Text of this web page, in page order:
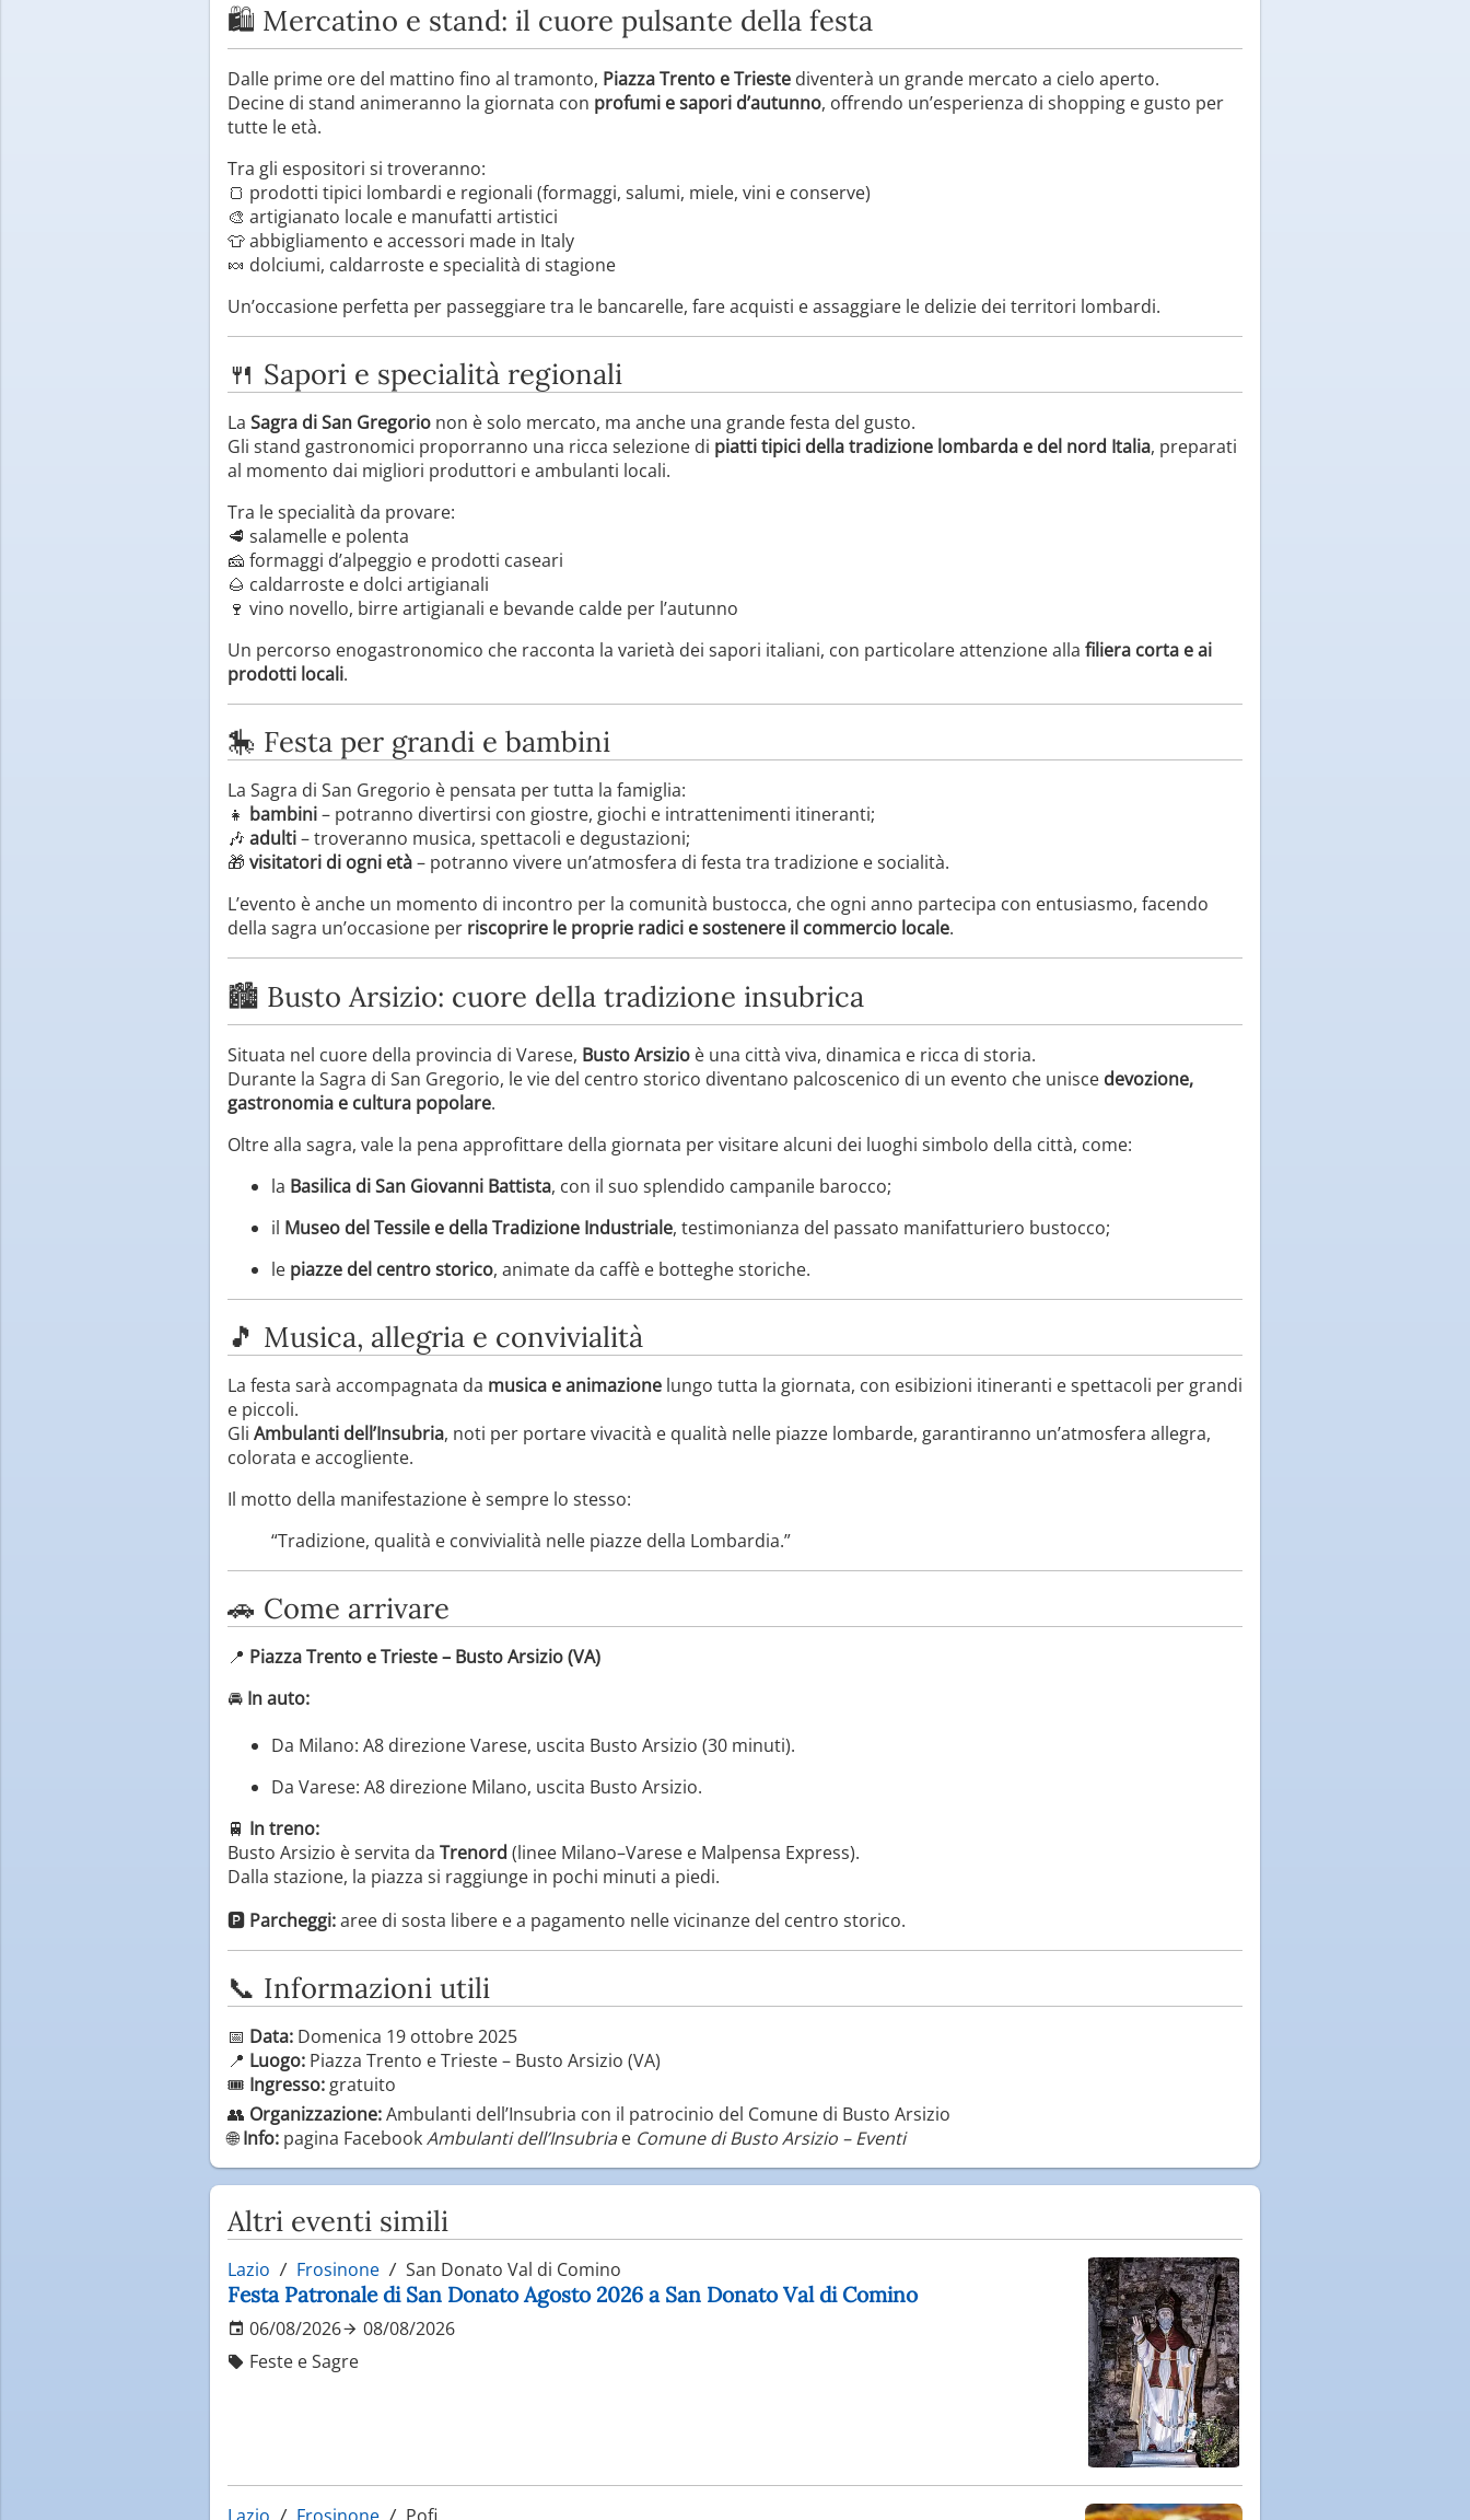
🛍️ Mercatino e stand: il cuore pulsante della festa
Dalle prime ore del mattino fino al tramonto, Piazza Trento e Trieste diventerà un grande mercato a cielo aperto.
Decine di stand animeranno la giornata con profumi e sapori d’autunno, offrendo un’esperienza di shopping e gusto per
tutte le età.
Tra gli espositori si troveranno:
🍞 prodotti tipici lombardi e regionali (formaggi, salumi, miele, vini e conserve)
🎨 artigianato locale e manufatti artistici
👕 abbigliamento e accessori made in Italy
🍬 dolciumi, caldarroste e specialità di stagione
Un’occasione perfetta per passeggiare tra le bancarelle, fare acquisti e assaggiare le delizie dei territori lombardi.
🍴 Sapori e specialità regionali
La Sagra di San Gregorio non è solo mercato, ma anche una grande festa del gusto.
Gli stand gastronomici proporranno una ricca selezione di piatti tipici della tradizione lombarda e del nord Italia, preparati
al momento dai migliori produttori e ambulanti locali.
Tra le specialità da provare:
🥩 salamelle e polenta
🧀 formaggi d’alpeggio e prodotti caseari
🌰 caldarroste e dolci artigianali
🍷 vino novello, birre artigianali e bevande calde per l’autunno
Un percorso enogastronomico che racconta la varietà dei sapori italiani, con particolare attenzione alla filiera corta e ai
prodotti locali.
🎠 Festa per grandi e bambini
La Sagra di San Gregorio è pensata per tutta la famiglia:
👧 bambini– potranno divertirsi con giostre, giochi e intrattenimenti itineranti;
🎶 adulti– troveranno musica, spettacoli e degustazioni;
🎁 visitatori di ogni età– potranno vivere un’atmosfera di festa tra tradizione e socialità.
L’evento è anche un momento di incontro per la comunità bustocca, che ogni anno partecipa con entusiasmo, facendo
della sagra un’occasione per riscoprire le proprie radici e sostenere il commercio locale.
🏙️ Busto Arsizio: cuore della tradizione insubrica
Situata nel cuore della provincia di Varese, Busto Arsizio è una città viva, dinamica e ricca di storia.
Durante la Sagra di San Gregorio, le vie del centro storico diventano palcoscenico di un evento che unisce devozione,
gastronomia e cultura popolare.
Oltre alla sagra, vale la pena approfittare della giornata per visitare alcuni dei luoghi simbolo della città, come:
la Basilica di San Giovanni Battista, con il suo splendido campanile barocco;
il Museo del Tessile e della Tradizione Industriale, testimonianza del passato manifatturiero bustocco;
le piazze del centro storico, animate da caffè e botteghe storiche.
🎵 Musica, allegria e convivialità
La festa sarà accompagnata da musica e animazione lungo tutta la giornata, con esibizioni itineranti e spettacoli per grandi
e piccoli.
Gli Ambulanti dell’Insubria, noti per portare vivacità e qualità nelle piazze lombarde, garantiranno un’atmosfera allegra,
colorata e accogliente.
Il motto della manifestazione è sempre lo stesso:
“Tradizione, qualità e convivialità nelle piazze della Lombardia.”
🚗 Come arrivare
📍 Piazza Trento e Trieste – Busto Arsizio (VA)
🚘 In auto:
Da Milano: A8 direzione Varese, uscita Busto Arsizio (30 minuti).
Da Varese: A8 direzione Milano, uscita Busto Arsizio.
🚆 In treno:
Busto Arsizio è servita da Trenord (linee Milano–Varese e Malpensa Express).
Dalla stazione, la piazza si raggiunge in pochi minuti a piedi.
🅿️ Parcheggi:aree di sosta libere e a pagamento nelle vicinanze del centro storico.
📞 Informazioni utili
📅 Data: Domenica 19 ottobre 2025
📍 Luogo: Piazza Trento e Trieste – Busto Arsizio (VA)
🎟️ Ingresso: gratuito
👥 Organizzazione:Ambulanti dell’Insubria con il patrocinio del Comune di Busto Arsizio
🌐Info: pagina FacebookAmbulanti dell’Insubriae Comune di Busto Arsizio – Eventi
Altri eventi simili
Lazio Frosinone San Donato Val di Comino
Festa Patronale di San Donato Agosto 2026 a San Donato Val di Comino
06/08/2026
08/08/2026
Feste e Sagre
Lazio Frosinone Pofi